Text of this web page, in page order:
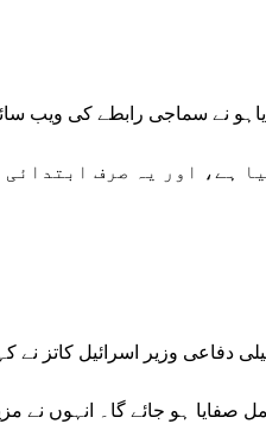
ہے، اور یہ صرف
دفاعی وزیر اسرائیل کاتز
صفایا ہو جائے گا۔ انہوں نے